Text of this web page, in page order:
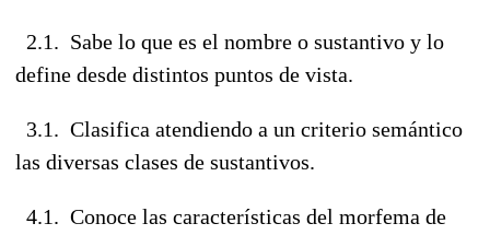
2.1. Sabe lo que es el nombre o sustantivo y lo
define desde distintos puntos de vista.
3.1. Clasifica atendiendo a un criterio semántico
las diversas clases de sustantivos.
4.1. Conoce las características del morfema de